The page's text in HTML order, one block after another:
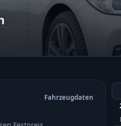
Fahrzeugdaten